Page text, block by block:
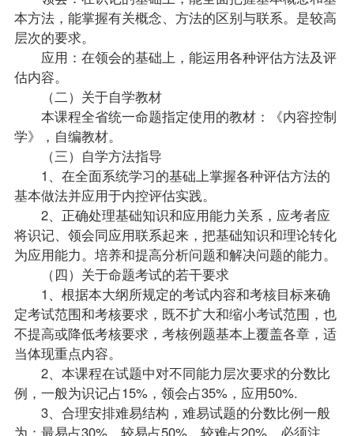
本方法，能掌握有关概念、方法的区别与联系。是较高
层次的要求。
应用：在领会的基础上，能运用各种评估方法及评
估内容。
（二）关于自学教材
本课程全省统一命题指定使用的教材：《内容控制
学》，自编教材。
（三）自学方法指导
1、在全面系统学习的基础上掌握各种评估方法的
基本做法并应用于内控评估实践。
2、正确处理基础知识和应用能力关系，应考者应
将识记、领会同应用联系起来，把基础知识和理论转化
为应用能力。培养和提高分析问题和解决问题的能力。
（四）关于命题考试的若干要求
1、根据本大纲所规定的考试内容和考核目标来确
定考试范围和考核要求，既不扩大和缩小考试范围，也
不提高或降低考核要求，考核例题基本上覆盖各章，适
当体现重点内容。
2、本课程在试题中对不同能力层次要求的分数比
例，一般为识记占15%，领会占35%，应用50%.
3、合理安排难易结构，难易试题的分数比例一般
为：最易占30%，较易占50%，较难占20%，必须注